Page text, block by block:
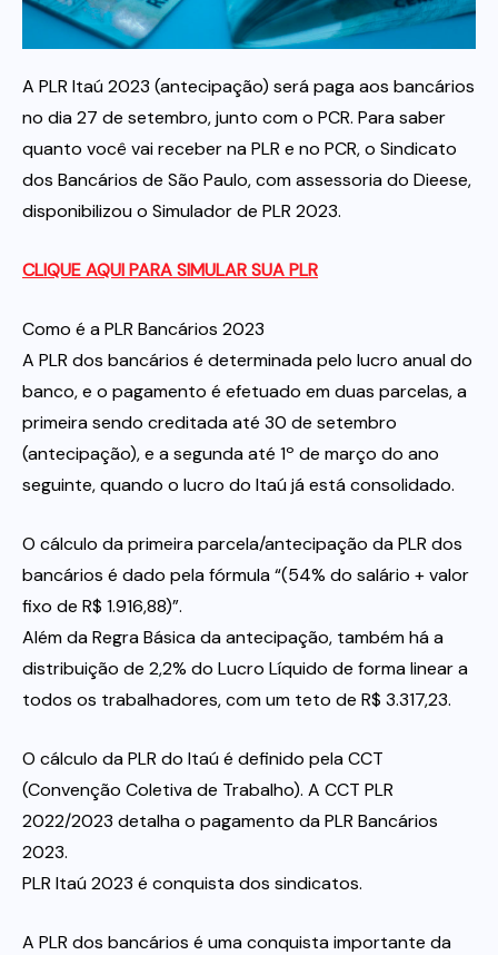
Financeiras e Cooperativas
A PLR Itaú 2023 (antecipação) será paga aos bancários
no dia 27 de setembro, junto com o PCR. Para saber
quanto você vai receber na PLR e no PCR, o Sindicato
dos Bancários de São Paulo, com assessoria do Dieese,
disponibilizou o Simulador de PLR 2023.
CLIQUE AQUI PARA SIMULAR SUA PLR
Como é a PLR Bancários 2023
A PLR dos bancários é determinada pelo lucro anual do
banco, e o pagamento é efetuado em duas parcelas, a
primeira sendo creditada até 30 de setembro
(antecipação), e a segunda até 1º de março do ano
seguinte, quando o lucro do Itaú já está consolidado.
O cálculo da primeira parcela/antecipação da PLR dos
bancários é dado pela fórmula “(54% do salário + valor
fixo de R$ 1.916,88)”.
Além da Regra Básica da antecipação, também há a
distribuição de 2,2% do Lucro Líquido de forma linear a
todos os trabalhadores, com um teto de R$ 3.317,23.
O cálculo da PLR do Itaú é definido pela CCT
(Convenção Coletiva de Trabalho). A CCT PLR
2022/2023 detalha o pagamento da PLR Bancários
2023.
PLR Itaú 2023 é conquista dos sindicatos.
A PLR dos bancários é uma conquista importante da